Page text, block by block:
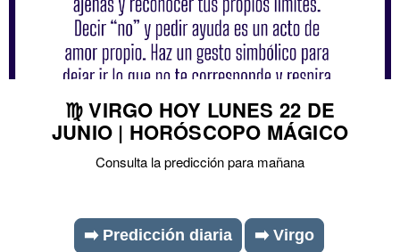
♍ VIRGO HOY LUNES 22 DE
JUNIO | HORÓSCOPO MÁGICO
Consulta la predicción para mañana
➡️ Predicción diaria ➡️ Virgo